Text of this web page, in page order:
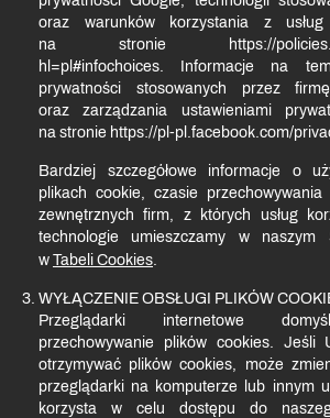
oraz warunków korzystania z
na stronie https://
hl=pl#infochoices. Informacje na
prywatności stosowanych przez
oraz zarządzania ustawieniami
na stronie https://pl-pl.facebook.com/
Bardziej szczegółowe informacje o
plikach cookie, czasie
zewnętrznych firm, z których usług
technologie umieszczamy w naszym
w Tabeli Cookies.
WYŁĄCZENIE OBSŁUGI PLIKÓW
Przeglądarki internetowe
przechowywanie plików cookies. Jeśli
otrzymywać plików cookies, może
przeglądarki na komputerze lub innym
korzysta w celu dostępu do